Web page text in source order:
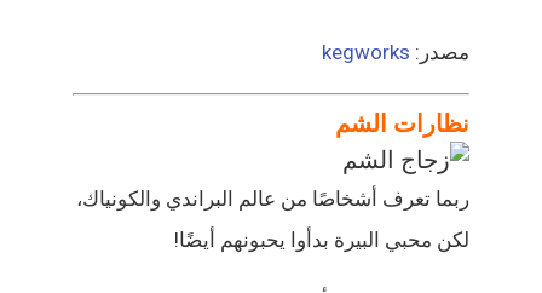
مصدر: kegworks
نظارات الشم
ربما تعرف أشخاصًا من عالم البراندي والكونياك،
لكن محبي البيرة بدأوا يحبونهم أيضًا!